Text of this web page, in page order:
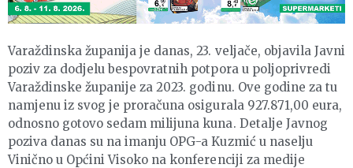
Varaždinska županija je danas, 23. veljače, objavila Javni
poziv za dodjelu bespovratnih potpora u poljoprivredi
Varaždinske županije za 2023. godinu. Ove godine za tu
namjenu iz svog je proračuna osigurala 927.871,00 eura,
odnosno gotovo sedam milijuna kuna. Detalje Javnog
poziva danas su na imanju OPG-a Kuzmić u naselju
Vinično u Općini Visoko na konferenciji za medije